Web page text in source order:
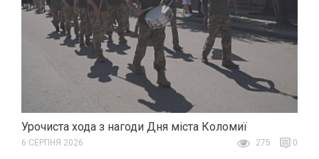
Урочиста хода з нагоди Дня міста Коломиї
6 СЕРПНЯ 2026 275 0